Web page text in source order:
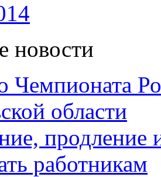
новости
Чемпионата
области
продление
работникам